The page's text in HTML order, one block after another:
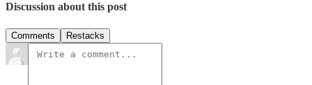
Discussion about this post
Comments Restacks